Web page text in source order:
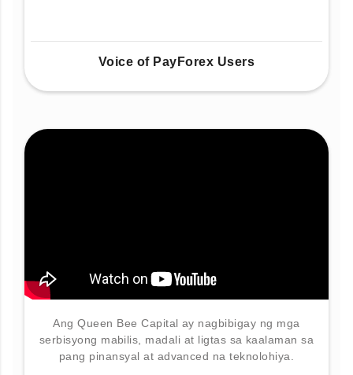
Voice of PayForex Users
Ang Queen Bee Capital ay nagbibigay ng mga
serbisyong mabilis, madali at ligtas sa kaalaman sa
pang pinansyal at advanced na teknolohiya.